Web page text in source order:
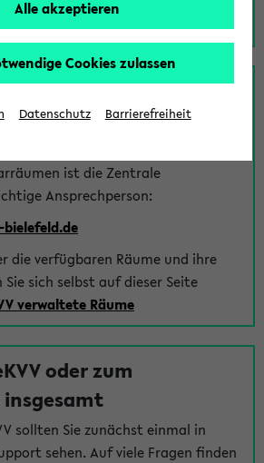
verwalteten
von Hörsälen und vom eKVV
ist die Zentrale
Ansprechperson:
die verfügbaren Räume und ihre
Sie sich selbst auf dieser Seite
verwaltete Räume
oder zum
sollten Sie zunächst einmal in
sehen. Auf viele Fragen finden
Alle akzeptieren
Cookies zulassen
Datenschutz Barrierefreiheit